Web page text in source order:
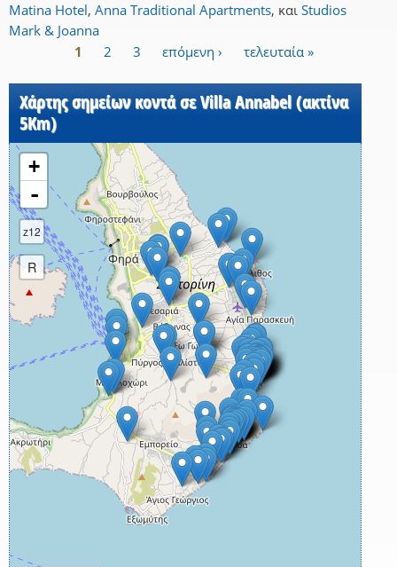
Matina Hotel, Anna Traditional Apartments, και Studios
Mark & Joanna
1 2 3 επόμενη › τελευταία »
Χάρτης σημείων κοντά σε Villa Annabel (ακτίνα
5Km)
+
-
z12
R